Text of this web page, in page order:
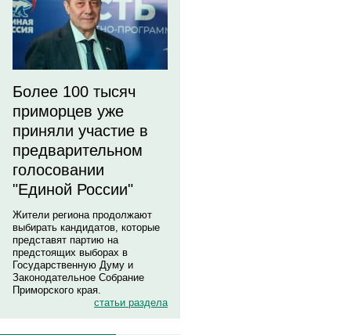
Более 100 тысяч
приморцев уже
приняли участие в
предварительном
голосовании
"Единой России"
Жители региона продолжают
выбирать кандидатов, которые
представят партию на
предстоящих выборах в
Государственную Думу и
Законодательное Собрание
Приморского края.
статьи раздела